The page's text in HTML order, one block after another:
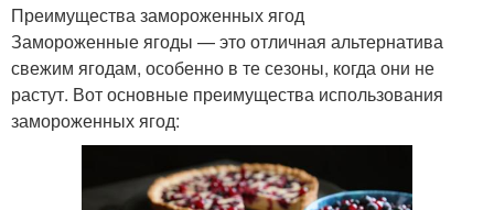
Преимущества замороженных ягод
Замороженные ягоды — это отличная альтернатива
свежим ягодам, особенно в те сезоны, когда они не
растут. Вот основные преимущества использования
замороженных ягод: